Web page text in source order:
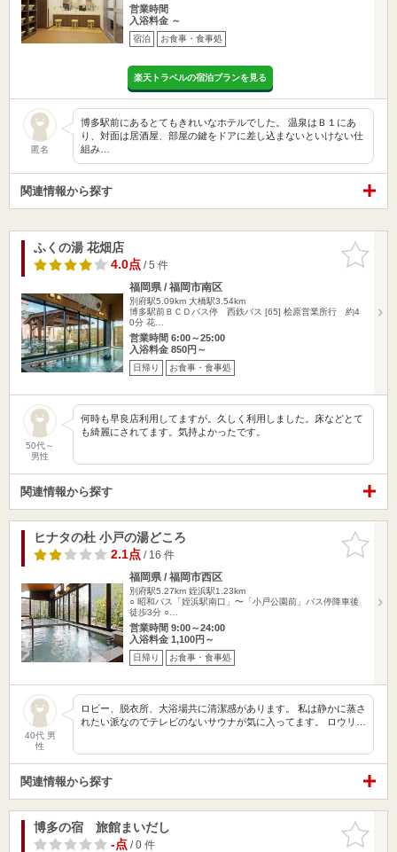
営業時間
入浴料金 ～
宿泊 お食事・食事処
楽天トラベルの宿泊プランを見る
匿名
博多駅前にあるとてもきれいなホテルでした。 温泉はＢ１にあ
り、対面は居酒屋、部屋の鍵をドアに差し込まないといけない仕
組み…
関連情報から探す
お気に入
りに追加
ふくの湯 花畑店
4.0点/ 5 件
福岡県 / 福岡市南区
別府駅5.09km 大橋駅3.54km
博多駅前ＢＣＤバス停 西鉄バス [65] 桧原営業所行 約4
0分 花…
営業時間 6:00～25:00
入浴料金 850円～
日帰り お食事・食事処
50代～
男性
何時も早良店利用してますが。久しく利用しました。床などとて
も綺麗にされてます。気持よかったです。
関連情報から探す
お気に入
りに追加
ヒナタの杜 小戸の湯どころ
2.1点/ 16 件
福岡県 / 福岡市西区
別府駅5.27km 姪浜駅1.23km
○ 昭和バス「姪浜駅南口」〜「小戸公園前」バス停降車後
徒歩3分 ○…
営業時間 9:00～24:00
入浴料金 1,100円～
日帰り お食事・食事処
40代 男
性
ロビー、脱衣所、大浴場共に清潔感があります。 私は静かに蒸さ
れたい派なのでテレビのないサウナが気に入ってます。 ロウリ…
関連情報から探す
お気に入
りに追加
博多の宿 旅館まいだし
-点/ 0 件